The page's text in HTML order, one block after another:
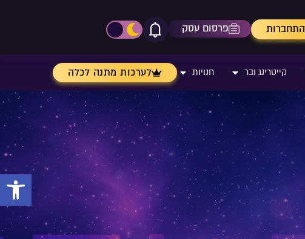
התחברות פרסום עסק
פתיחת\סגירת מרכז
אייקון פעמון
קייטרינג ובר חנויות לערכות מתנה לכלה